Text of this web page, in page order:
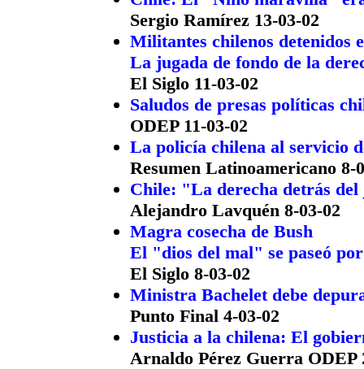
Sergio Ramírez 13-03-02
Militantes chilenos detenidos
La jugada de fondo de la
El Siglo 11-03-02
Saludos de presas políticas
ODEP 11-03-02
La policía chilena al servicio
Resumen Latinoamericano 8-
Chile: "La derecha detrás
Alejandro Lavquén 8-03-02
Magra cosecha de Bush
El "dios del mal" se paseó
El Siglo 8-03-02
Ministra Bachelet debe
Punto Final 4-03-02
Justicia a la chilena: El
Arnaldo Pérez Guerra ODEP